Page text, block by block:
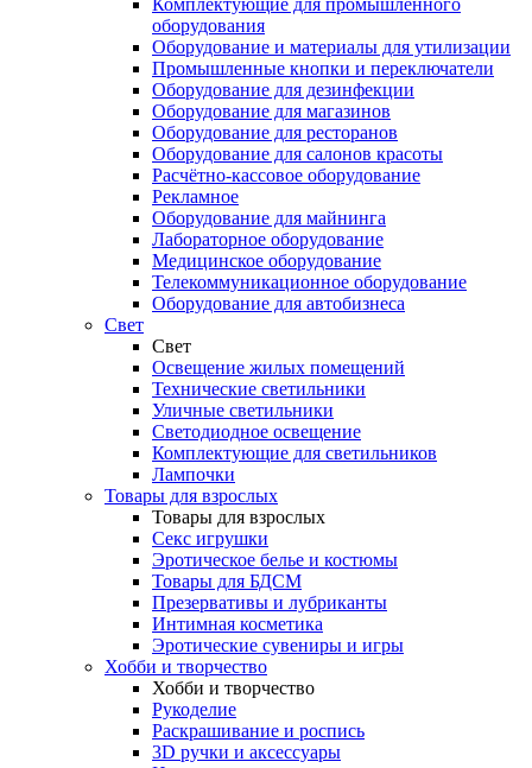
Комплектующие для промышленного
оборудования
Оборудование и материалы для утилизации
Промышленные кнопки и переключатели
Оборудование для дезинфекции
Оборудование для магазинов
Оборудование для ресторанов
Оборудование для салонов красоты
Расчётно-кассовое оборудование
Рекламное
Оборудование для майнинга
Лабораторное оборудование
Медицинское оборудование
Телекоммуникационное оборудование
Оборудование для автобизнеса
Свет
Свет
Освещение жилых помещений
Технические светильники
Уличные светильники
Светодиодное освещение
Комплектующие для светильников
Лампочки
Товары для взрослых
Товары для взрослых
Секс игрушки
Эротическое белье и костюмы
Товары для БДСМ
Презервативы и лубриканты
Интимная косметика
Эротические сувениры и игры
Хобби и творчество
Хобби и творчество
Рукоделие
Раскрашивание и роспись
3D ручки и аксессуары